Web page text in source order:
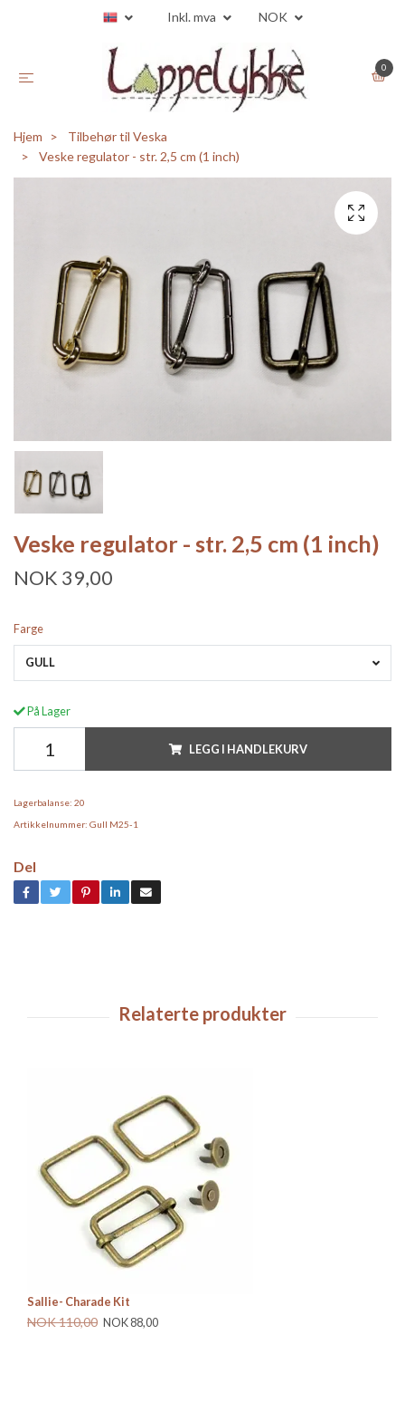
Inkl. mva NOK
0
Hjem
Tilbehør til Veska
Veske regulator - str. 2,5 cm (1 inch)
Veske regulator - str. 2,5 cm (1 inch)
NOK 39,00
Farge
GULL
På Lager
LEGG I HANDLEKURV
Lagerbalanse: 20
Artikkelnummer: Gull M25-1
Del
Sallie- Charade Kit
NOK 110,00 NOK 88,00